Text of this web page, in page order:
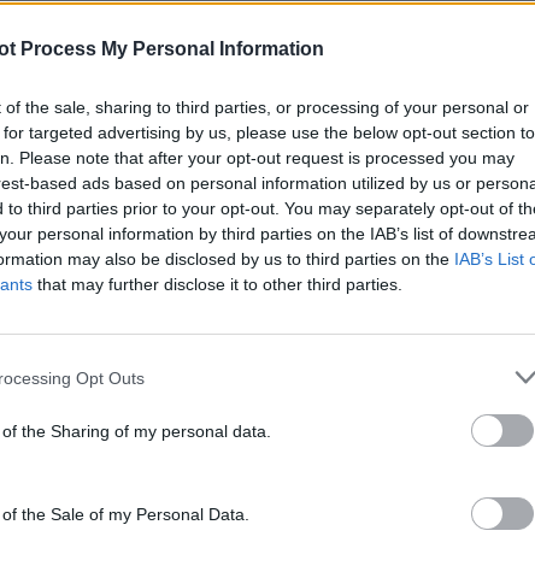
Process My Personal Information
of the sale, sharing to third parties, or processing of your personal or
targeted advertising by us, please use the below opt-out section to
Please note that after your opt-out request is processed you may
based ads based on personal information utilized by us or
to third parties prior to your opt-out. You may separately opt-out of
personal information by third parties on the IAB’s list of
may also be disclosed by us to third parties on the IAB’s List
that may further disclose it to other third parties.
Opt Outs
the Sharing of my personal data.
the Sale of my Personal Data.
γοητεύει ο χώρος του καφέ και της εξυπηρέτησης, ελάτε
Όρεξη για εργασία
Συνέπεια επαγγελματισμός
Γνώση στον χώρο της εστίασης